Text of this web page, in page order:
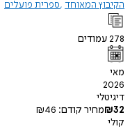
המאוחד ספרית פועלים
קודם:
₪46